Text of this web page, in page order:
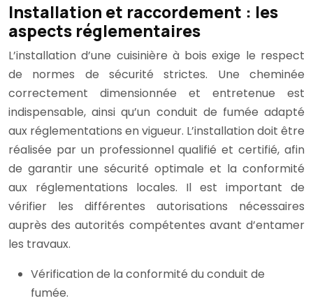
Installation et raccordement : les
aspects réglementaires
L’installation d’une cuisinière à bois exige le respect
de normes de sécurité strictes. Une cheminée
correctement dimensionnée et entretenue est
indispensable, ainsi qu’un conduit de fumée adapté
aux réglementations en vigueur. L’installation doit être
réalisée par un professionnel qualifié et certifié, afin
de garantir une sécurité optimale et la conformité
aux réglementations locales. Il est important de
vérifier les différentes autorisations nécessaires
auprès des autorités compétentes avant d’entamer
les travaux.
Vérification de la conformité du conduit de
fumée.